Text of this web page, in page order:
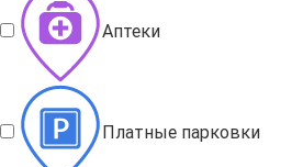
Аптеки
Платные парковки